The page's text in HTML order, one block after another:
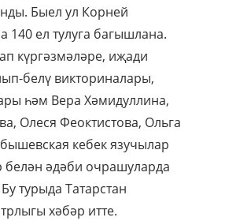
Быел ул Корней
140 ел тулуга багышлана.
күргәзмәләре, иҗади
белү викториналары,
һәм Вера Хәмидуллина,
Олеся Феоктистова, Ольга
кебек язучылар
әдәби очрашуларда
турыда Татарстан
хәбәр итте.